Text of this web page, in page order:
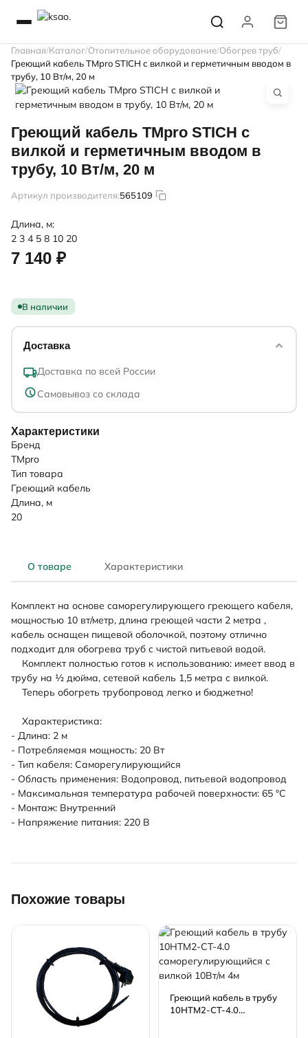
Главная Каталог Отопительное оборудование Обогрев труб
Греющий кабель TMpro STICH с вилкой и герметичным вводом в
трубу, 10 Вт/м, 20 м
Греющий кабель TMpro STICH с
вилкой и герметичным вводом в
трубу, 10 Вт/м, 20 м
Артикул производителя:565109
Длина, м:
2 3 4 5 8 10 20
7 140 ₽
В наличии
Доставка
Доставка по всей России
Самовывоз со склада
Характеристики
Бренд
TMpro
Тип товара
Греющий кабель
Длина, м
20
О товаре Характеристики
Комплект на основе саморегулирующего греющего кабеля,
мощностью 10 вт/метр, длина греющей части 2 метра ,
кабель оснащен пищевой оболочкой, поэтому отлично
подходит для обогрева труб с чистой питьевой водой.
Комплект полностью готов к использованию: имеет ввод в
трубу на ½ дюйма, сетевой кабель 1,5 метра с вилкой.
Теперь обогреть трубопровод легко и бюджетно!
Характеристика:
- Длина: 2 м
- Потребляемая мощность: 20 Вт
- Тип кабеля: Саморегулирующийся
- Область применения: Водопровод, питьевой водопровод
- Максимальная температура рабочей поверхности: 65 °C
- Монтаж: Внутренний
- Напряжение питания: 220 В
Похожие товары
Греющий кабель в трубу
10HTM2-CT-4.0